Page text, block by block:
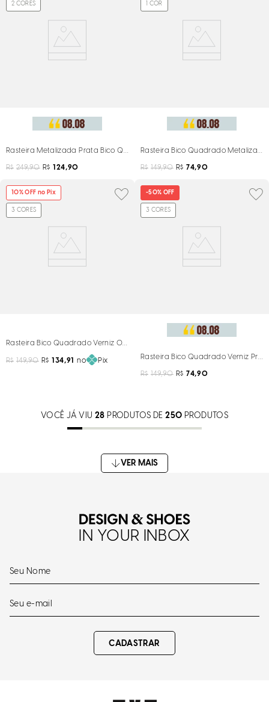
2 CORES
Rasteira Metalizada Prata Bico Quadrado Pedrarias
R$ 249,90 R$ 124,90
COR
Rasteira Bico Quadrado
R$ 149,90 R$ 74,90
10% OFF no Pix
3 CORES
Rasteira Bico Quadrado Verniz Off White
R$ 149,90 R$ 134,91 no Pix
-50% OFF
3 CORES
Rasteira Bico Quadrado Verniz Preto
R$ 149,90 R$ 74,90
VOCÊ JÁ VIU 28 PRODUTOS DE 250 PRODUTOS
IN YOUR INBOX
CADASTRAR